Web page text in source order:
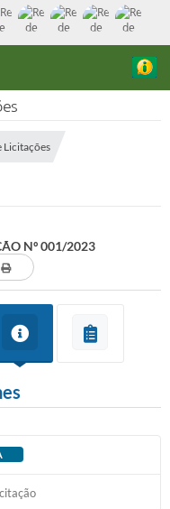
e
Licitações
Nº 001/2023